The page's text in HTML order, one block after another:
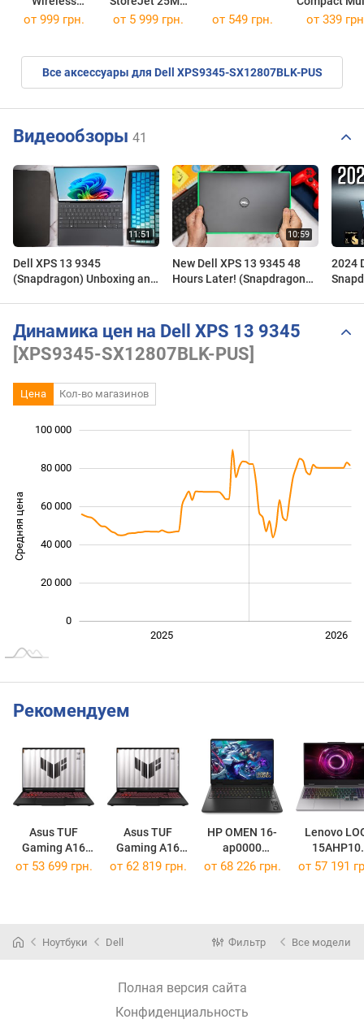
Mouse M325
TS2TSJ25M3G
Device
от 999 грн. от 5 999 грн. от 549 грн. от 339
Все аксессуары для Dell XPS9345-SX12807BLK-PUS
Видеообзоры 41
Dell XPS 13 9345
(Snapdragon) Unboxing and
New Dell XPS 13 9345 48
Hours Later! (Snapdragon
2024
Динамика цен на Dell XPS 13 9345
[XPS9345-SX12807BLK-PUS]
Цена Кол-во магазинов
Средняя цена
0
20 000
40 000
60 000
80 000
100 000
2025 2026
Рекомендуем
Asus TUF
Gaming A16
(2025)
Asus TUF
Gaming A16
(2025)
HP OMEN 16-
ap0000
[BL6K1AV]
Lenovo
15AHP10
от 53 699 грн. от 62 819 грн. от 68 226 грн. от 57 191
Ноутбуки Dell Фильтр Все модели
Полная версия сайта
Конфиденциальность